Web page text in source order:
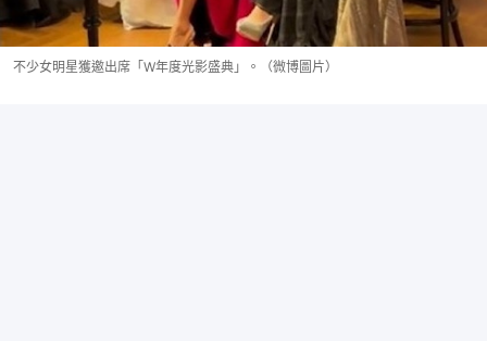
不少女明星獲邀出席「W年度光影盛典」。（微博圖片）